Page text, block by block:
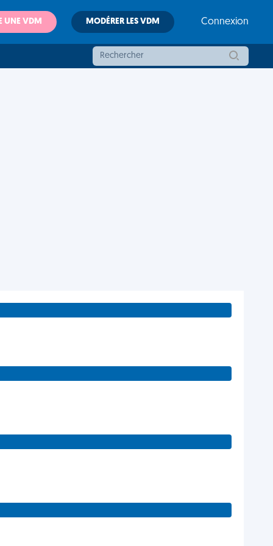
UNE VDM MODÉRER LES VDM Connexion